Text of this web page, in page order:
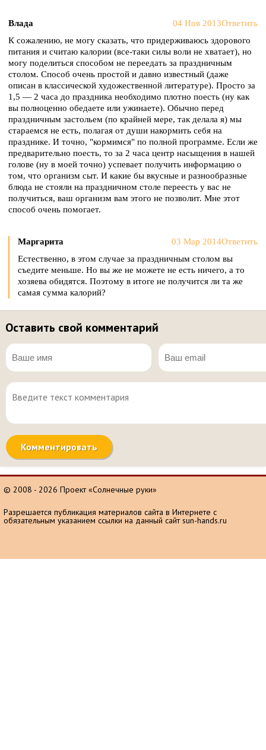
Влада 04 Ноя 2013Ответить
К сожалению, не могу сказать, что придерживаюсь здорового
питания и считаю калории (все-таки силы воли не хватает), но
могу поделиться способом не переедать за праздничным
столом. Способ очень простой и давно известный (даже
описан в классической художественной литературе). Просто за
1,5 — 2 часа до праздника необходимо плотно поесть (ну как
вы полноценно обедаете или ужинаете). Обычно перед
праздничным застольем (по крайней мере, так делала я) мы
стараемся не есть, полагая от души накормить себя на
празднике. И точно, "кормимся" по полной программе. Если же
предварительно поесть, то за 2 часа центр насыщения в нашей
голове (ну в моей точно) успевает получить информацию о
том, что организм сыт. И какие бы вкусные и разнообразные
блюда не стояли на праздничном столе переесть у вас не
получиться, ваш организм вам этого не позволит. Мне этот
способ очень помогает.
Маргарита 03 Мар 2014Ответить
Естественно, в этом случае за праздничным столом вы
съедите меньше. Но вы же не можете не есть ничего, а то
хозяева обидятся. Поэтому в итоге не получится ли та же
самая сумма калорий?
Оставить свой комментарий
© 2008 - 2026 Проект «Солнечные руки»
Разрешается публикация материалов сайта в Интернете с
обязательным указанием ссылки на данный сайт sun-hands.ru